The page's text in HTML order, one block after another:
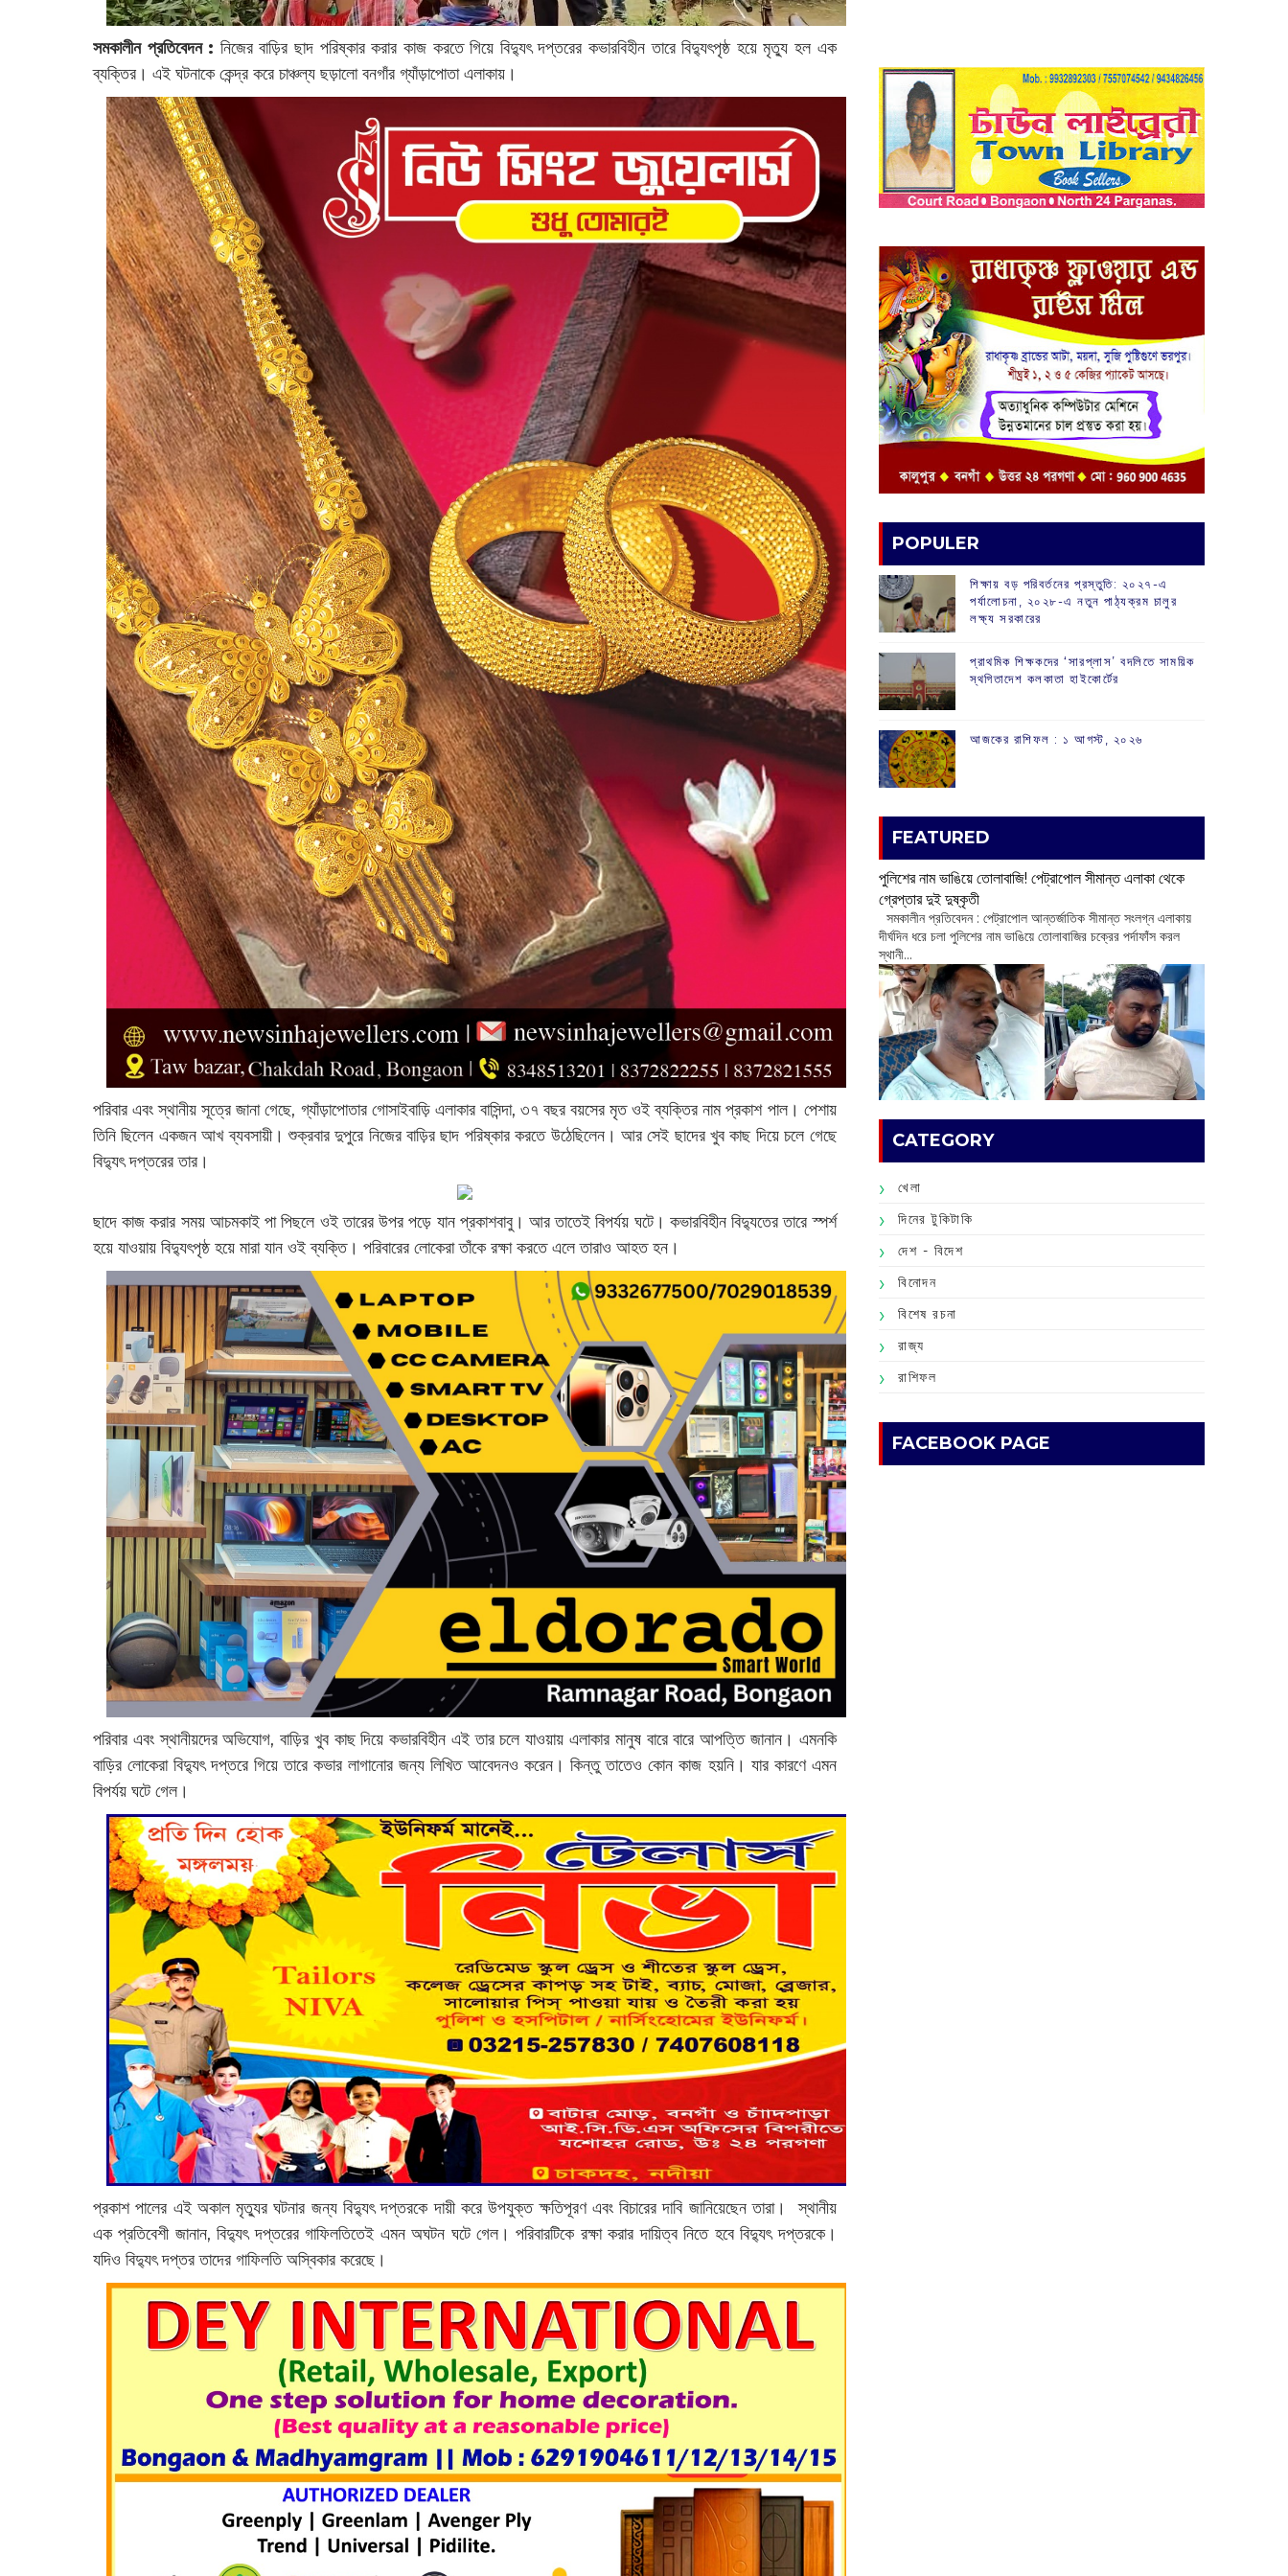
সমকালীন প্রতিবেদন : ‌নিজের বাড়ির ছাদ পরিষ্কার করার কাজ করতে গিয়ে বিদ্যুৎ দপ্তরের কভারবিহীন তারে বিদ্যুৎপৃষ্ঠ হয়ে মৃত্যু হল এক
ব্যক্তির। এই ঘটনাকে কেন্দ্র করে চাঞ্চল্য ছড়ালো বনগাঁর গ্যাঁড়াপোতা এলাকায়।
পরিবার এবং স্থানীয় সূত্রে জানা গেছে, গ্যাঁড়াপোতার গোসাইবাড়ি এলাকার বাসিন্দা, ৩৭ বছর বয়সের মৃত ওই ব্যক্তির নাম প্রকাশ পাল। পেশায়
তিনি ছিলেন একজন আখ ব্যবসায়ী। শুক্রবার দুপুরে নিজের বাড়ির ছাদ পরিষ্কার করতে উঠেছিলেন। আর সেই ছাদের খুব কাছ দিয়ে চলে গেছে
বিদ্যুৎ দপ্তরের তার।
ছাদে কাজ করার সময় আচমকাই পা পিছলে ওই তারের উপর পড়ে যান প্রকাশবাবু। আর তাতেই বিপর্যয় ঘটে। কভারবিহীন বিদ্যুতের তারে স্পর্শ
হয়ে যাওয়ায় বিদ্যুৎপৃষ্ঠ হয়ে মারা যান ওই ব্যক্তি। পরিবারের লোকেরা তাঁকে রক্ষা করতে এলে তারাও আহত হন।
পরিবার এবং স্থানীয়দের অভিযোগ, বাড়ির খুব কাছ দিয়ে কভারবিহীন এই তার চলে যাওয়ায় এলাকার মানুষ বারে বারে আপত্তি জানান। এমনকি
বাড়ির লোকেরা বিদ্যুৎ দপ্তরে গিয়ে তারে কভার লাগানোর জন্য লিখিত আবেদনও করেন‌। কিন্তু তাতেও কোন কাজ হয়নি। যার কারণে এমন
বিপর্যয় ঘটে গেল।
প্রকাশ পালের এই অকাল মৃত্যুর ঘটনার জন্য বিদ্যুৎ দপ্তরকে দায়ী করে উপযুক্ত ক্ষতিপূরণ এবং বিচারের দাবি জানিয়েছেন তারা। স্থানীয়
এক প্রতিবেশী জানান, বিদ্যুৎ দপ্তরের গাফিলতিতেই এমন অঘটন ঘটে গেল। পরিবারটিকে রক্ষা করার দায়িত্ব নিতে হবে বিদ্যুৎ দপ্তরকে।
যদিও বিদ্যুৎ দপ্তর তাদের গাফিলতি অস্বিকার করেছে।
POPULER
শিক্ষায় বড় পরিবর্তনের প্রস্তুতি: ২০২৭-এ
পর্যালোচনা, ২০২৮-এ নতুন পাঠ্যক্রম চালুর
লক্ষ্য সরকারের
প্রাথমিক শিক্ষকদের ‘সারপ্লাস’ বদলিতে সাময়িক
স্থগিতাদেশ কলকাতা হাইকোর্টের
আজকের রাশিফল :‌ ‌‌১ আগস্ট, ২০২৬
FEATURED
পুলিশের নাম ভাঙিয়ে তোলাবাজি! পেট্রাপোল সীমান্ত এলাকা থেকে
গ্রেপ্তার দুই দুষ্কৃতী
সমকালীন প্রতিবেদন : পেট্রাপোল আন্তর্জাতিক সীমান্ত সংলগ্ন এলাকায়
দীর্ঘদিন ধরে চলা পুলিশের নাম ভাঙিয়ে তোলাবাজির চক্রের পর্দাফাঁস করল
স্থানী...
CATEGORY
খেলা
দিনের টুকিটাকি
দেশ - বিদেশ
বিনোদন
বিশেষ রচনা
রাজ্য
রাশিফল
FACEBOOK PAGE